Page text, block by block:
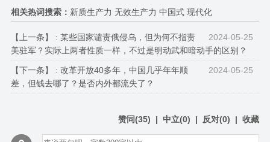
相关热词搜索： 新质生产力 无效生产力 中国式 现代化
【上一条】 : 2024-05-25
某些国家谴责俄侵乌，但为何不指责
美驻军？实际上两者性质一样，不过是明动武和暗动手的区别？
【下一条】 : 2024-05-25
改革开放40多年，中国几乎年年顺
差，但钱去哪了？是否内外都流失了？
赞同(35) |中立(0) | 反对(0) |收藏